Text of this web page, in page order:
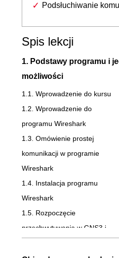
Podsłuchiwanie
Spis lekcji
1. Podstawy programu i
możliwości
1.1. Wprowadzenie do kursu
1.2. Wprowadzenie do
programu Wireshark
1.3. Omówienie prostej
komunikacji w programie
Wireshark
1.4. Instalacja programu
Wireshark
1.5. Rozpoczęcie
przechwytywania w GNS3 i